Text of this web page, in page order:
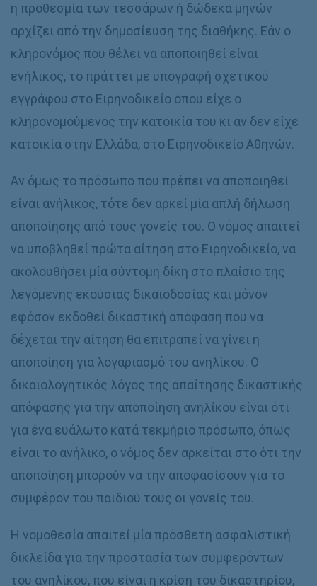
η προθεσμία των τεσσάρων ή δώδεκα μηνών
αρχίζει από την δημοσίευση της διαθήκης. Εάν ο
κληρονόμος που θέλει να αποποιηθεί είναι
ενήλικος, το πράττει με υπογραφή σχετικού
εγγράφου στο Ειρηνοδικείο όπου είχε ο
κληρονομούμενος την κατοικία του κι αν δεν είχε
κατοικία στην Ελλάδα, στο Ειρηνοδικείο Αθηνών.
Αν όμως το πρόσωπο που πρέπει να αποποιηθεί
είναι ανήλικος, τότε δεν αρκεί μία απλή δήλωση
αποποίησης από τους γονείς του. Ο νόμος απαιτεί
να υποβληθεί πρώτα αίτηση στο Ειρηνοδικείο, να
ακολουθήσει μία σύντομη δίκη στο πλαίσιο της
λεγόμενης εκούσιας δικαιοδοσίας και μόνον
εφόσον εκδοθεί δικαστική απόφαση που να
δέχεται την αίτηση θα επιτραπεί να γίνει η
αποποίηση για λογαριασμό του ανηλίκου. Ο
δικαιολογητικός λόγος της απαίτησης δικαστικής
απόφασης για την αποποίηση ανηλίκου είναι ότι
για ένα ευάλωτο κατά τεκμήριο πρόσωπο, όπως
είναι το ανήλικο, ο νόμος δεν αρκείται στο ότι την
αποποίηση μπορούν να την αποφασίσουν για το
συμφέρον του παιδιού τους οι γονείς του.
Η νομοθεσία απαιτεί μία πρόσθετη ασφαλιστική
δικλείδα για την προστασία των συμφερόντων
του ανηλίκου, που είναι η κρίση του δικαστηρίου,